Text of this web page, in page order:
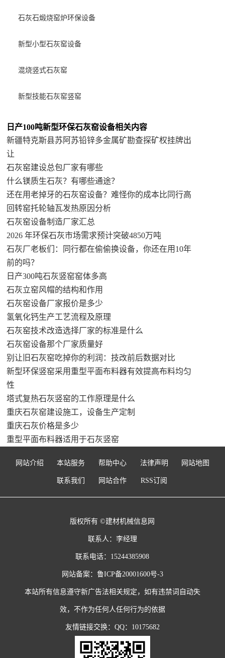
石灰石煅烧窑炉环保设备
新型小型石灰窑设备
混烧竖式石灰窑
新型技能石灰窑竖窑
日产100吨新型环保石灰窑设备相关内容
新疆特克斯县苏阿苏铅锌多金属矿勘查探矿权挂牌出
让
石灰窑建设总包厂家有哪些
什么镁质生石灰？有哪些通途？
还在用老掉牙的石灰窑设备？难怪你的成本比同行高
回转窑托轮轴瓦发热原因分析
石灰窑设备制造厂家汇总
2026 年环保石灰市场需求预计突破4850万吨
石灰厂老板们：同行都在偷偷换设备，你还在用10年
前的吗？
日产300吨石灰竖窑窑体多高
石灰立窑风帽的结构和作用
石灰窑设备厂家报价是多少
氢氧化钙生产工艺流程及原理
石灰窑技术改造选择厂家的标准是什么
石灰窑设备那个厂家质量好
别让旧石灰窑吃掉你的利润：技改前后数据对比
新型环保竖窑采用重型平面布料器有效提高布料均匀
性
塔式复热石灰竖窑的工作原理是什么
重庆石灰窑建设施工，设备生产定制
重庆石灰价格是多少
重型平面布料器适用于石灰竖窑
网站介绍 本站服务 帮助中心 法律声明 网站地图
联系我们 网站合作 RSS订阅
版权所有 ©建材机械信息网
联系人：李经理
联系电话：15244385908
网站备案： 鲁ICP备20001600号-3
本站所有信息遵守新广告法相关规定，如有违禁词自动失
效，不作为任何人任何行为的依据
友情链接交换：QQ：10175682